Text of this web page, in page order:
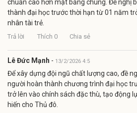
chuẩn cao hơn mặt bằng chung. Đề nghị
thành đại học trước thời hạn từ 01 năm
nhân tài trẻ.
Trả lời Thích 0 Chia sẻ
Lê Đức Mạnh - 13/2/2026 4:5
Để xây dựng đội ngũ chất lượng cao, đề
người hoàn thành chương trình đại học
trở lên vào chính sách đặc thù, tạo động
hiến cho Thủ đô.